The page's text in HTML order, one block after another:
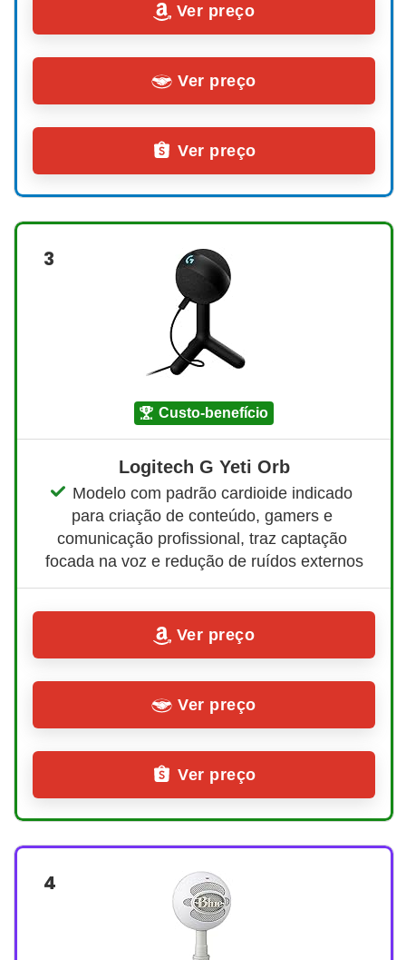
Ver preço
Ver preço
Ver preço
3
custo-benefício
Logitech G Yeti Orb
Modelo com padrão cardioide indicado
para criação de conteúdo, gamers e
comunicação profissional, traz captação
focada na voz e redução de ruídos externos
Ver preço
Ver preço
Ver preço
4